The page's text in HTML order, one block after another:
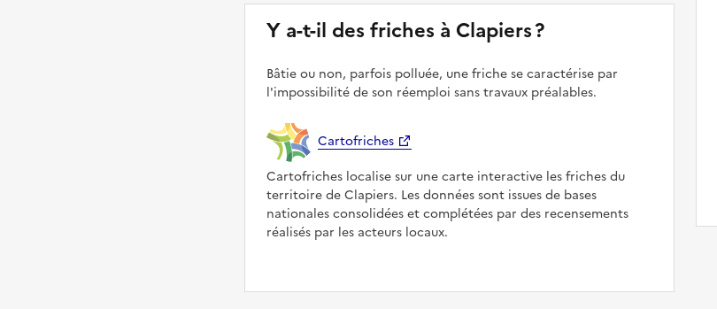
Y a-t-il des friches à Clapiers ?
Bâtie ou non, parfois polluée, une friche se caractérise par
l'impossibilité de son réemploi sans travaux préalables.
Cartofriches
Cartofriches localise sur une carte interactive les friches du
territoire de Clapiers. Les données sont issues de bases
nationales consolidées et complétées par des recensements
réalisés par les acteurs locaux.